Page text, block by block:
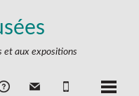
et aux expositions